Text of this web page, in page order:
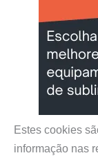
Estes cookies
informação nas